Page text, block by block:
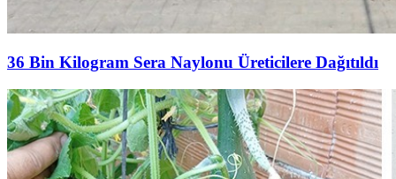
36 Bin Kilogram Sera Naylonu Üreticilere Dağıtıldı